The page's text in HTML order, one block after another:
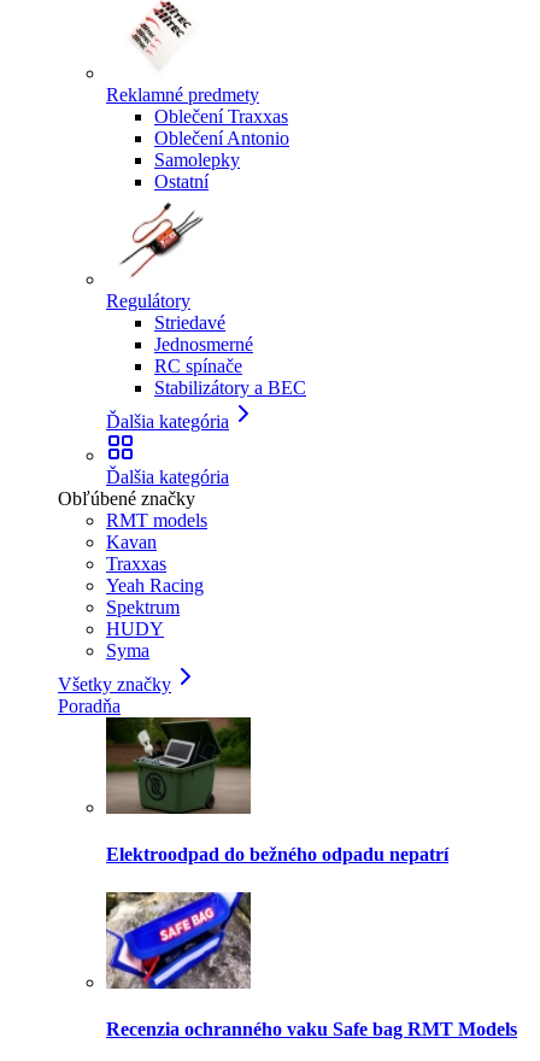
Reklamné predmety
Oblečení Traxxas
Oblečení Antonio
Samolepky
Ostatní
Regulátory
Striedavé
Jednosmerné
RC spínače
Stabilizátory a BEC
Ďalšia kategória
Ďalšia kategória
Obľúbené značky
RMT models
Kavan
Traxxas
Yeah Racing
Spektrum
HUDY
Syma
Všetky značky
Poradňa
Elektroodpad do bežného odpadu nepatrí
Recenzia ochranného vaku Safe bag RMT Models